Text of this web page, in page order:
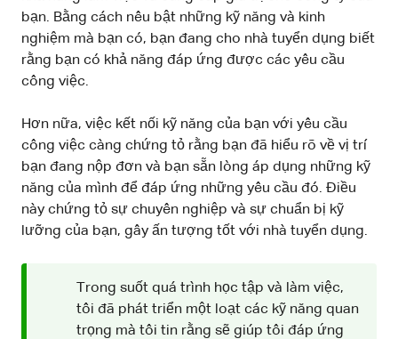
bạn. Bằng cách nêu bật những kỹ năng và kinh
nghiệm mà bạn có, bạn đang cho nhà tuyển dụng biết
rằng bạn có khả năng đáp ứng được các yêu cầu
công việc.
Hơn nữa, việc kết nối kỹ năng của bạn với yêu cầu
công việc càng chứng tỏ rằng bạn đã hiểu rõ về vị trí
bạn đang nộp đơn và bạn sẵn lòng áp dụng những kỹ
năng của mình để đáp ứng những yêu cầu đó. Điều
này chứng tỏ sự chuyên nghiệp và sự chuẩn bị kỹ
lưỡng của bạn, gây ấn tượng tốt với nhà tuyển dụng.
Trong suốt quá trình học tập và làm việc,
tôi đã phát triển một loạt các kỹ năng quan
trọng mà tôi tin rằng sẽ giúp tôi đáp ứng